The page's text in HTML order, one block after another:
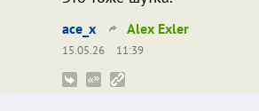
ace_x Alex Exler
15.05.26
11:39